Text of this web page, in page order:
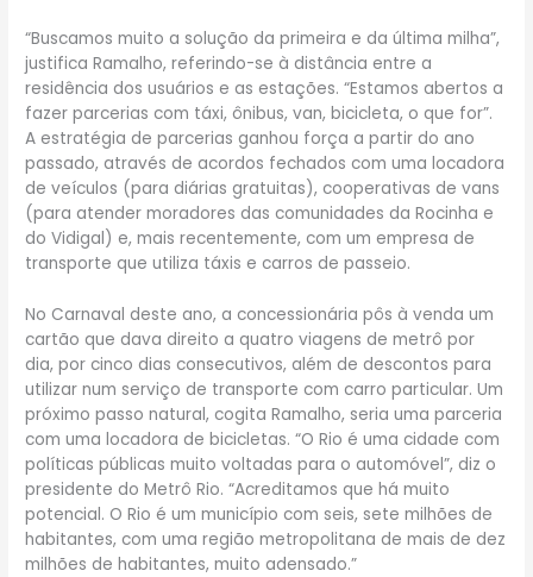
“Buscamos muito a solução da primeira e da última milha”,
justifica Ramalho, referindo-se à distância entre a
residência dos usuários e as estações. “Estamos abertos a
fazer parcerias com táxi, ônibus, van, bicicleta, o que for”.
A estratégia de parcerias ganhou força a partir do ano
passado, através de acordos fechados com uma locadora
de veículos (para diárias gratuitas), cooperativas de vans
(para atender moradores das comunidades da Rocinha e
do Vidigal) e, mais recentemente, com um empresa de
transporte que utiliza táxis e carros de passeio.
No Carnaval deste ano, a concessionária pôs à venda um
cartão que dava direito a quatro viagens de metrô por
dia, por cinco dias consecutivos, além de descontos para
utilizar num serviço de transporte com carro particular. Um
próximo passo natural, cogita Ramalho, seria uma parceria
com uma locadora de bicicletas. “O Rio é uma cidade com
políticas públicas muito voltadas para o automóvel”, diz o
presidente do Metrô Rio. “Acreditamos que há muito
potencial. O Rio é um município com seis, sete milhões de
habitantes, com uma região metropolitana de mais de dez
milhões de habitantes, muito adensado.”